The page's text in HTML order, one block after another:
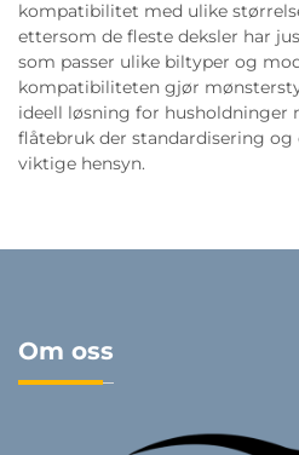
kompatibilitet med ulike
ettersom de fleste deksler har
som passer ulike biltyper og
kompatibiliteten gjør
ideell løsning for husholdninger
flåtebruk der standardisering og
viktige hensyn.
Om oss